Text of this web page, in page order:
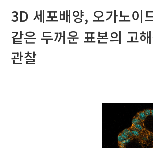
3D 세포배양, 오가노이
같은 두꺼운 표본의 고
관찰